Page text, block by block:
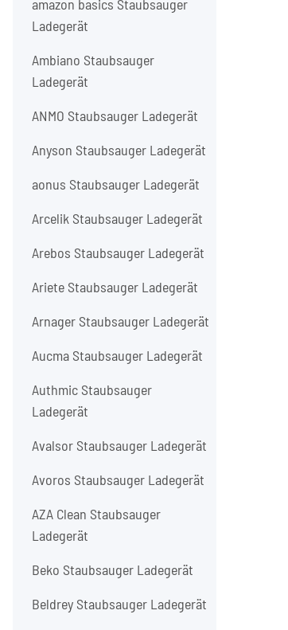
amazon basics Staubsauger
Ladegerät
Ambiano Staubsauger
Ladegerät
ANMO Staubsauger Ladegerät
Anyson Staubsauger Ladegerät
aonus Staubsauger Ladegerät
Arcelik Staubsauger Ladegerät
Arebos Staubsauger Ladegerät
Ariete Staubsauger Ladegerät
Arnager Staubsauger Ladegerät
Aucma Staubsauger Ladegerät
Authmic Staubsauger
Ladegerät
Avalsor Staubsauger Ladegerät
Avoros Staubsauger Ladegerät
AZA Clean Staubsauger
Ladegerät
Beko Staubsauger Ladegerät
Beldrey Staubsauger Ladegerät